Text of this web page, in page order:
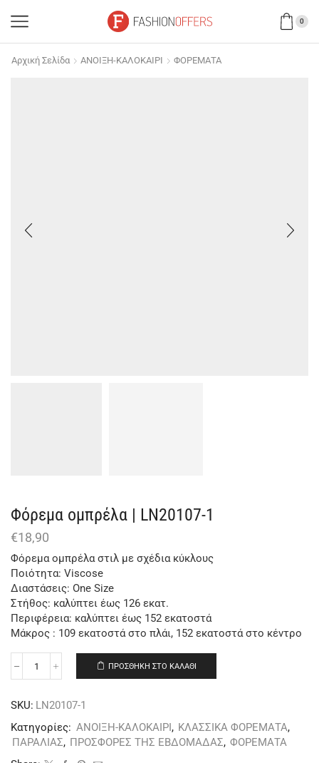
0
Αρχική Σελίδα ΑΝΟΙΞΗ-ΚΑΛΟΚΑΙΡΙ ΦΟΡΕΜΑΤΑ
Φόρεμα ομπρέλα | LN20107-1
€18,90
Φόρεμα ομπρέλα στιλ με σχέδια κύκλους
Ποιότητα: Viscose
Διαστάσεις: One Size
Στήθος: καλύπτει έως 126 εκατ.
Περιφέρεια: καλύπτει έως 152 εκατoστά
Μάκρος : 109 εκατοστά στο πλάι, 152 εκατοστά στο κέντρο
ΠΡΟΣΘΉΚΗ ΣΤΟ ΚΑΛΆΘΙ
SKU: LN20107-1
Κατηγορίες: ΑΝΟΙΞΗ-ΚΑΛΟΚΑΙΡΙ, ΚΛΑΣΣΙΚΑ ΦΟΡΕΜΑΤΑ,
ΠΑΡΑΛΙΑΣ, ΠΡΟΣΦΟΡΕΣ ΤΗΣ ΕΒΔΟΜΑΔΑΣ, ΦΟΡΕΜΑΤΑ